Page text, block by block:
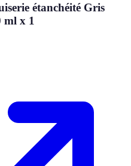
étanchéité Gris
ml x 1